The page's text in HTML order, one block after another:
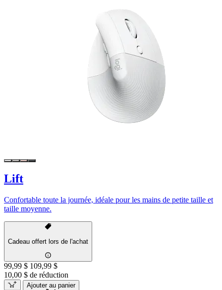
Lift
Confortable toute la journée, idéale pour les mains de petite taille et
taille moyenne.
Cadeau offert lors de l'achat
99,99 $ 109,99 $
10,00 $ de réduction
Ajouter au panier